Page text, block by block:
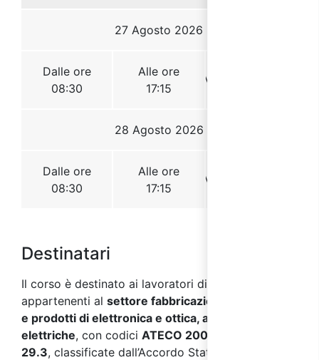
Destinatari
Il corso è destinato ai lavoratori di aziende
appartenenti al settore fabbricazione di computer
e prodotti di elettronica e ottica, apparecchiature
elettriche, con codici ATECO 2007 C 26 – 27 –
29.3, classificate dall’Accordo Stato Regioni del